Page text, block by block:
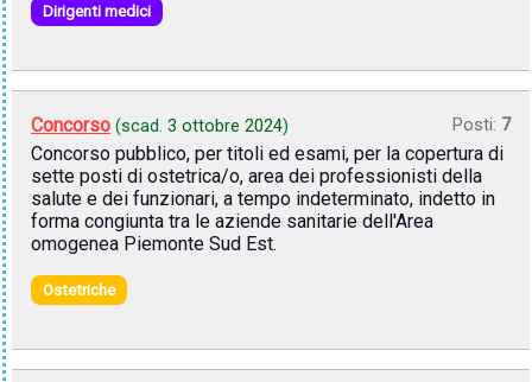
Dirigenti medici
Concorso (scad. 3 ottobre 2024) Posti: 7
Concorso pubblico, per titoli ed esami, per la copertura di
sette posti di ostetrica/o, area dei professionisti della
salute e dei funzionari, a tempo indeterminato, indetto in
forma congiunta tra le aziende sanitarie dell'Area
omogenea Piemonte Sud Est.
Ostetriche